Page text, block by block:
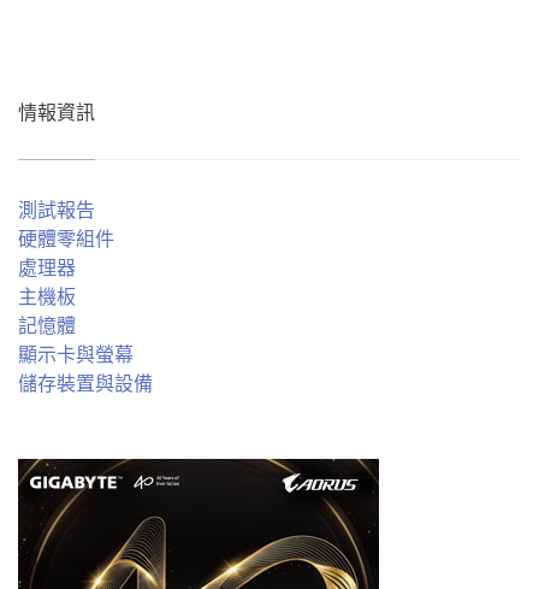
情報資訊
測試報告
硬體零組件
處理器
主機板
記憶體
顯示卡與螢幕
儲存裝置與設備